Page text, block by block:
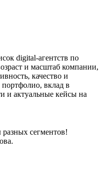
digital-агентств по
и масштаб компании,
качество и
портфолио, вклад в
и актуальные кейсы на
сегментов!